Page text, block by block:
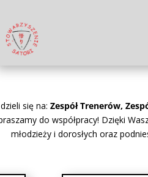
się na: Zespół Trenerów,
do współpracy! Dzięki
młodzieży i dorosłych oraz